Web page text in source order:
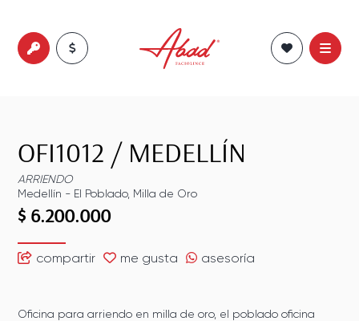
OFI1012 / MEDELLÍN
ARRIENDO
Medellín - El Poblado, Milla de Oro
$ 6.200.000
compartir me gusta asesoría
Oficina para arriendo en milla de oro, el poblado oficina